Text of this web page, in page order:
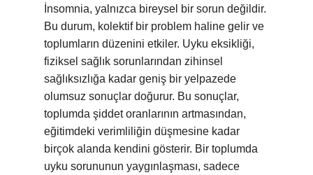
İnsomnia, yalnızca bireysel bir sorun değildir.
Bu durum, kolektif bir problem haline gelir ve
toplumların düzenini etkiler. Uyku eksikliği,
fiziksel sağlık sorunlarından zihinsel
sağlıksızlığa kadar geniş bir yelpazede
olumsuz sonuçlar doğurur. Bu sonuçlar,
toplumda şiddet oranlarının artmasından,
eğitimdeki verimliliğin düşmesine kadar
birçok alanda kendini gösterir. Bir toplumda
uyku sorununun yaygınlaşması, sadece